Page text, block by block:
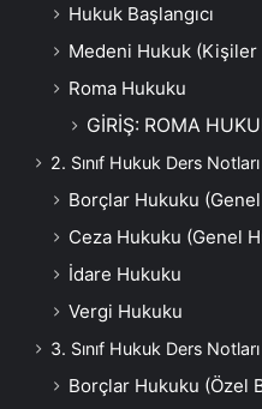
Hukuk Başlangıcı
Medeni Hukuk (Kişiler
Roma Hukuku
GİRİŞ: ROMA
2. Sınıf Hukuk Ders Notları
Borçlar Hukuku
Ceza Hukuku (Genel
İdare Hukuku
Vergi Hukuku
3. Sınıf Hukuk Ders Notları
Borçlar Hukuku (Özel